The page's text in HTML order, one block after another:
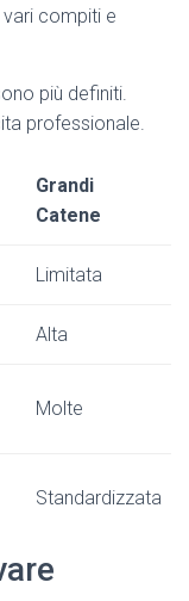
compiti e
più definiti.
professionale.
Grandi
Catene
Limitata
Alta
Molte
Standardizzata